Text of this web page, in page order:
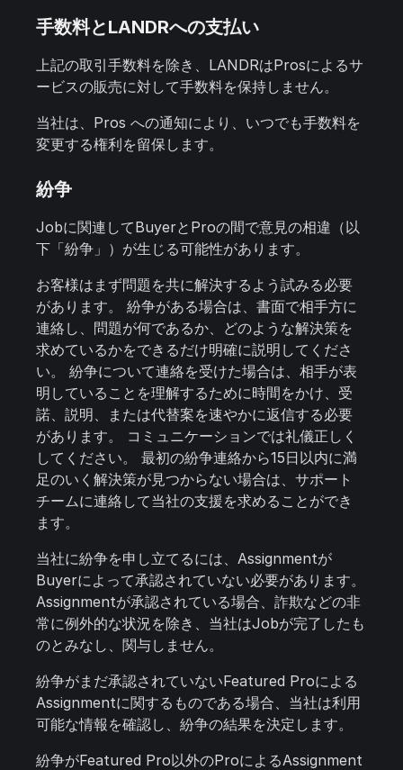
手数料とLANDRへの支払い
上記の取引手数料を除き、LANDRはProsによるサ
ービスの販売に対して手数料を保持しません。
当社は、Pros への通知により、いつでも手数料を
変更する権利を留保します。
紛争
Jobに関連してBuyerとProの間で意見の相違（以
下「紛争」）が生じる可能性があります。
お客様はまず問題を共に解決するよう試みる必要
があります。 紛争がある場合は、書面で相手方に
連絡し、問題が何であるか、どのような解決策を
求めているかをできるだけ明確に説明してくださ
い。 紛争について連絡を受けた場合は、相手が表
明していることを理解するために時間をかけ、受
諾、説明、または代替案を速やかに返信する必要
があります。 コミュニケーションでは礼儀正しく
してください。 最初の紛争連絡から15日以内に満
足のいく解決策が見つからない場合は、サポート
チームに連絡して当社の支援を求めることができ
ます。
当社に紛争を申し立てるには、Assignmentが
Buyerによって承認されていない必要があります。
Assignmentが承認されている場合、詐欺などの非
常に例外的な状況を除き、当社はJobが完了したも
のとみなし、関与しません。
紛争がまだ承認されていないFeatured Proによる
Assignmentに関するものである場合、当社は利用
可能な情報を確認し、紛争の結果を決定します。
紛争がFeatured Pro以外のProによるAssignment